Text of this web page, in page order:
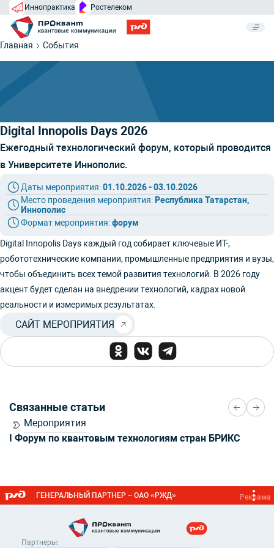
Иннопрактика Ростелеком
Главная События
Digital Innopolis Days 2026
Ежегодный технологический форум, который проводится
в Университете Иннополис.
Даты мероприятия:01.10.2026 - 03.10.2026
Место проведения мероприятия: Республика Татарстан,
Иннополис
Формат мероприятия:форум
Digital Innopolis Days каждый год собирает ключевые ИТ-,
робототехнические компании, промышленные предприятия и вузы,
чтобы объединить всех темой развития технологий. В 2026 году
акцент будет сделан на внедрении технологий, кадрах новой
реальности и измеримых результатах.
САЙТ МЕРОПРИЯТИЯ
Связанные статьи
Мероприятия
I Форум по квантовым технологиям стран БРИКС
ГЕНЕРАЛЬНЫЙ ПАРТНЕР – ОАО «РЖД» Реклама
Партнеры: